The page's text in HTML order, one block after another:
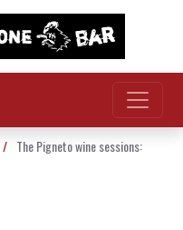
/ The Pigneto wine sessions: